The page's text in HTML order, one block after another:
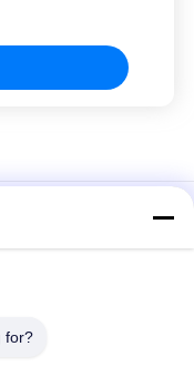
कैप्स लोगो धातु बकसुआ
for?